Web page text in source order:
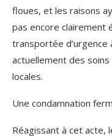
floues, et les raisons
pas encore clairement
transportée d’urgence
actuellement des
locales.
Une condamnation
Réagissant à cet acte,